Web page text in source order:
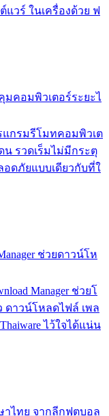
วร์ ในเครื่องด้วย ฟ
มคอมพิวเตอร์ระยะไ
แกรมรีโมทคอมพิวเต
รวดเร็มไม่มีกระตุ
ดภัยแบบเดียวกับที่ใ
ช่วยดาวน์โห
Manager ช่วยโ
ดาวน์โหลดไฟล์ เพล
ไว้ใจได้แน่น
าไทย จากลีกฟุตบอล